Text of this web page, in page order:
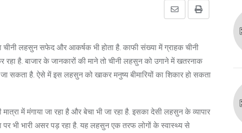
Print
Share
Email
लहसुन सफेद और आकर्षक भी होता है. काफी संख्या में ग्राहक चीनी
है. बाजार के जानकारों की माने तो चीनी लहसुन को उगाने में खतरनाक
सकता है. ऐसे में इस लहसुन को खाकर मनुष्य बीमारियों का शिकार हो सकता
में मंगाया जा रहा है और बेचा भी जा रहा है. इसका देसी लहसुन के व्यापार
पर भी भारी असर पड़ रहा है. यह लहसुन एक तरफ लोगों के स्वास्थ्य से